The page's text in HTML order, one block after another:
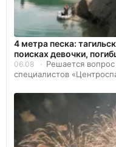
4 метра песка:
поисках девочки,
06.08
Решается
специалистов